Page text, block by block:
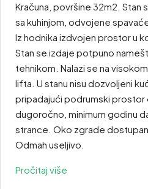
Kračuna, površine 32m2. Stan
sa kuhinjom, odvojene
Iz hodnika izdvojen prostor u
Stan se izdaje potpuno
tehnikom. Nalazi se na
lifta. U stanu nisu dozvoljeni
pripadajući podrumski prostor
dugoročno, minimum godinu
strance. Oko zgrade
Odmah useljivo.
Pročitaj više